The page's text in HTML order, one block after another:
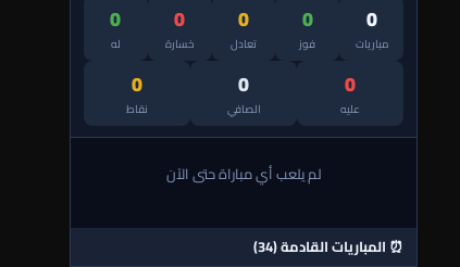
0
مباريات
0
فوز
0
تعادل
0
خسارة
0
له
0
عليه
0
الصافي
0
نقاط
لم يلعب أي مباراة حتى الآن
⏰ المباريات القادمة (34)